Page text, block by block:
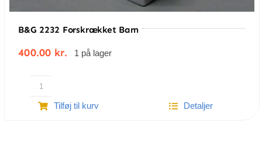
B&G 2232 Forskrækket Barn
400.00 kr. 1 på lager
2232Tilføj til kurv Detaljer